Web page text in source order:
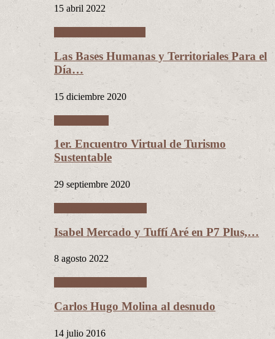
15 abril 2022
Las Bases Humanas y Territoriales Para el
Día…
15 diciembre 2020
1er. Encuentro Virtual de Turismo
Sustentable
29 septiembre 2020
Isabel Mercado y Tuffí Aré en P7 Plus,…
8 agosto 2022
Carlos Hugo Molina al desnudo
14 julio 2016